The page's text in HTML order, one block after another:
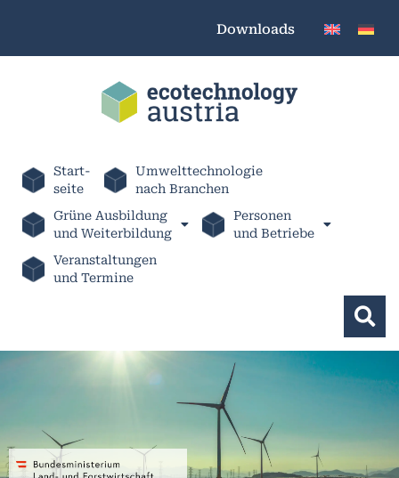
Downloads
Start-
seite
Umwelttechnologie
nach Branchen
Grüne Ausbildung
und Weiterbildung
Personen
und Betriebe
Veranstaltungen
und Termine